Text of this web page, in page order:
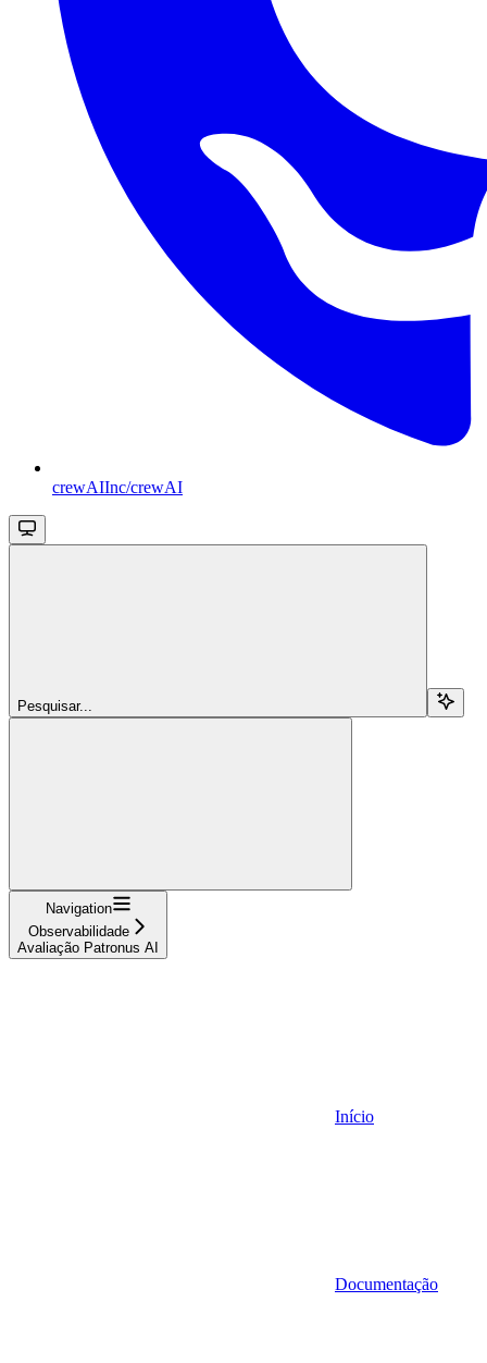
crewAIInc/crewAI
Pesquisar...
Navigation
Observabilidade
Avaliação Patronus AI
Início
Documentação